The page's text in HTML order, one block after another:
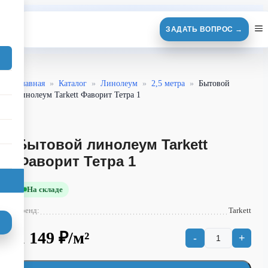
Перейти
ЗАДАТЬ ВОПРОС →
Главная » Каталог » Линолеум » 2,5 метра » Бытовой
линолеум Tarkett Фаворит Тетра 1
Бытовой линолеум Tarkett
Фаворит Тетра 1
На складе
Бренд: Tarkett
1 149 ₽/м² - +